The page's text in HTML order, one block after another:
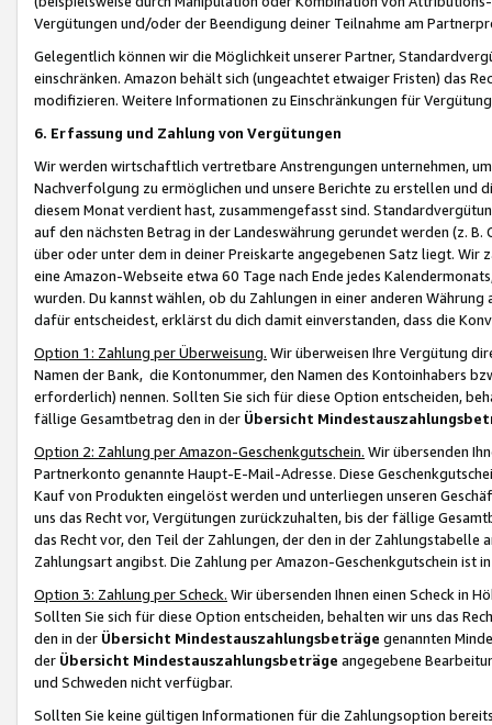
Vergütungen und/oder der Beendigung deiner Teilnahme am
Gelegentlich können wir die Möglichkeit unserer Partner,
einschränken. Amazon behält sich (ungeachtet etwaiger Fristen) das
modifizieren. Weitere Informationen zu Einschränkungen für
6. Erfassung und Zahlung von Vergütungen
Wir werden wirtschaftlich vertretbare Anstrengungen unternehmen,
Nachverfolgung zu ermöglichen und unsere Berichte zu erstellen und
diesem Monat verdient hast, zusammengefasst sind.
auf den nächsten Betrag in der Landeswährung gerundet werden (z.
über oder unter dem in deiner Preiskarte angegebenen Satz liegt.
eine Amazon-Webseite etwa 60 Tage nach Ende jedes
wurden. Du kannst wählen, ob du Zahlungen in einer anderen
dafür entscheidest, erklärst du dich damit einverstanden, dass die
Option 1: Zahlung per Überweisung. Wir überweisen Ihre Vergütung
Namen der Bank, die Kontonummer, den Namen des Kontoinhabers
erforderlich) nennen. Sollten Sie sich für diese Option entscheiden,
fällige Gesamtbetrag den in der Übersicht
Option 2: Zahlung per Amazon-Geschenkgutschein. Wir übersenden
Partnerkonto genannte Haupt-E-Mail-Adresse. Diese
Kauf von Produkten eingelöst werden und unterliegen unseren
uns das Recht vor, Vergütungen zurückzuhalten, bis der fällige
das Recht vor, den Teil der Zahlungen, der den in der
Zahlungsart angibst. Die Zahlung per Amazon-Geschenkgutschein ist
Option 3: Zahlung per Scheck. Wir übersenden Ihnen einen Scheck in
Sollten Sie sich für diese Option entscheiden, behalten wir uns das
den in der Übersicht Mindestauszahlungsbeträge genannten
der Übersicht Mindestauszahlungsbeträge angegebene
und Schweden nicht verfügbar.
Sollten Sie keine gültigen Informationen für die Zahlungsoption